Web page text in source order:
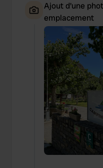
Ajout d'une
emplacement